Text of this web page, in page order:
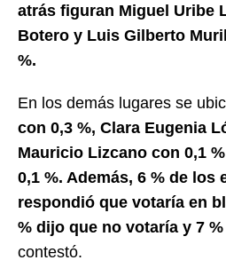
atrás figuran Miguel Uribe
Botero y Luis Gilberto
%.
En los demás lugares se
con 0,3 %, Clara Eugenia
Mauricio Lizcano con 0,1
0,1 %. Además, 6 % de los
respondió que votaría en
% dijo que no votaría y 7 %
contestó.